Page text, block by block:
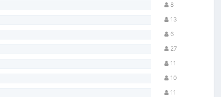
8
13
6
27
11
10
11